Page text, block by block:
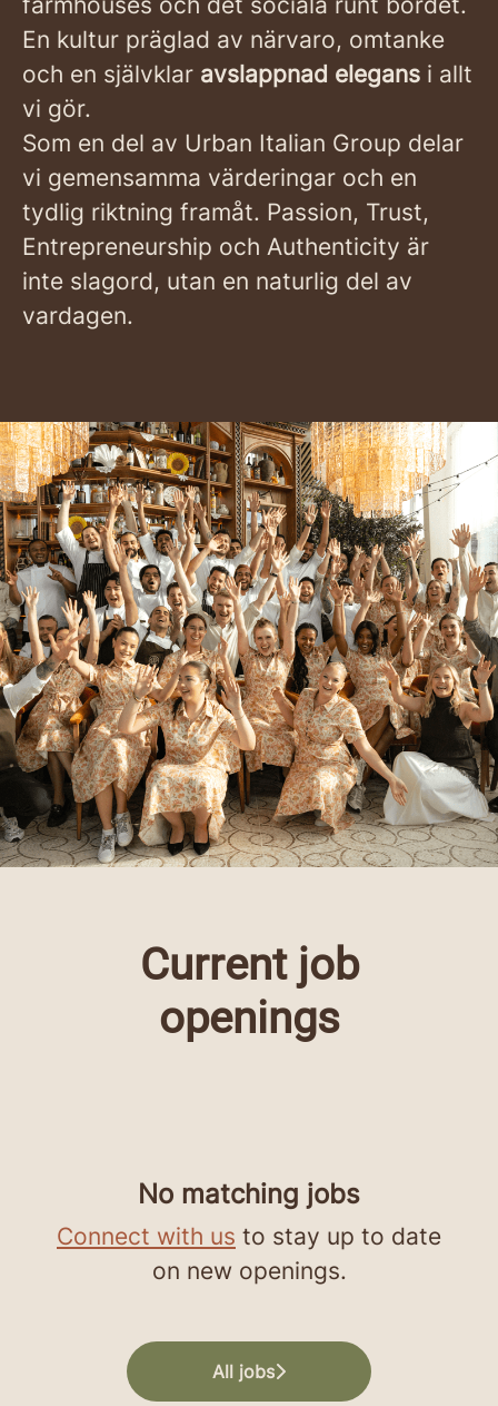
En kultur präglad av närvaro, omtanke
och en självklar avslappnad elegans i allt
vi gör.
Som en del av Urban Italian Group delar
vi gemensamma värderingar och en
tydlig riktning framåt. Passion, Trust,
Entrepreneurship och Authenticity är
inte slagord, utan en naturlig del av
vardagen.
Current job
openings
No matching jobs
Connect with us to stay up to date
on new openings.
All jobs